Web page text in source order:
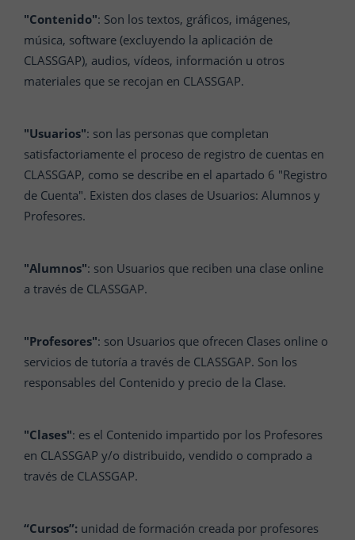
"Contenido": Son los textos, gráficos, imágenes,
música, software (excluyendo la aplicación de
CLASSGAP), audios, vídeos, información u otros
materiales que se recojan en CLASSGAP.
"Usuarios": son las personas que completan
satisfactoriamente el proceso de registro de cuentas en
CLASSGAP, como se describe en el apartado 6 "Registro
de Cuenta". Existen dos clases de Usuarios: Alumnos y
Profesores.
"Alumnos": son Usuarios que reciben una clase online
a través de CLASSGAP.
"Profesores": son Usuarios que ofrecen Clases online o
servicios de tutoría a través de CLASSGAP. Son los
responsables del Contenido y precio de la Clase.
"Clases": es el Contenido impartido por los Profesores
en CLASSGAP y/o distribuido, vendido o comprado a
través de CLASSGAP.
“Cursos”: unidad de formación creada por profesores